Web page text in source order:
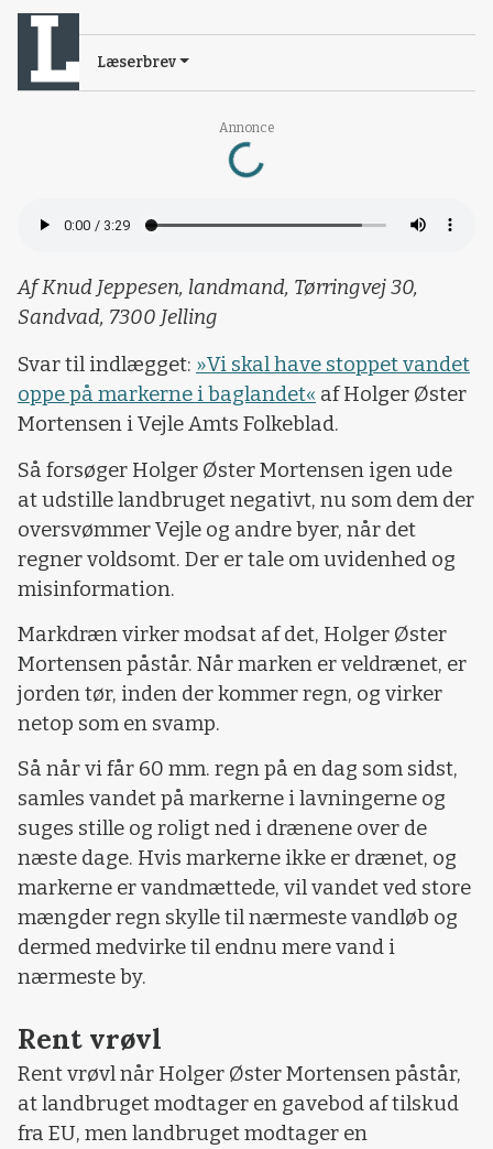
Annonce
Loading...
Læserbrev
Af Knud Jeppesen, landmand, Tørringvej 30,
Sandvad, 7300 Jelling
Svar til indlægget: »Vi skal have stoppet vandet
oppe på markerne i baglandet« af Holger Øster
Mortensen i Vejle Amts Folkeblad.
Så forsøger Holger Øster Mortensen igen ude
at udstille landbruget negativt, nu som dem der
oversvømmer Vejle og andre byer, når det
regner voldsomt. Der er tale om uvidenhed og
misinformation.
Markdræn virker modsat af det, Holger Øster
Mortensen påstår. Når marken er veldrænet, er
jorden tør, inden der kommer regn, og virker
netop som en svamp.
Så når vi får 60 mm. regn på en dag som sidst,
samles vandet på markerne i lavningerne og
suges stille og roligt ned i drænene over de
næste dage. Hvis markerne ikke er drænet, og
markerne er vandmættede, vil vandet ved store
mængder regn skylle til nærmeste vandløb og
dermed medvirke til endnu mere vand i
nærmeste by.
Rent vrøvl
Rent vrøvl når Holger Øster Mortensen påstår,
at landbruget modtager en gavebod af tilskud
fra EU, men landbruget modtager en